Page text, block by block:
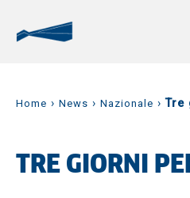
Home › News › Nazionale ›Tre
TRE GIORNI